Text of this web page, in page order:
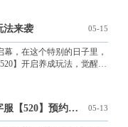
法来袭 05-15
，在这个特别的日子里，
】开启养成玩法，觉醒天
技能为金熠同心，天生技
天生技能中的历练任务，
【520】预约开启05-13